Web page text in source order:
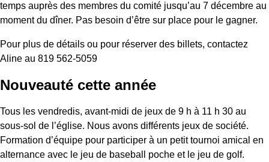
temps auprès des membres du comité jusqu’au 7 décembre au
moment du dîner. Pas besoin d’être sur place pour le gagner.
Pour plus de détails ou pour réserver des billets, contactez
Aline au 819 562-5059
Nouveauté cette année
Tous les vendredis, avant-midi de jeux de 9 h à 11 h 30 au
sous-sol de l’église. Nous avons différents jeux de société.
Formation d’équipe pour participer à un petit tournoi amical en
alternance avec le jeu de baseball poche et le jeu de golf.